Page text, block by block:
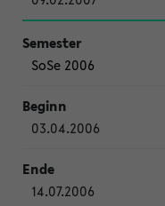
SoSe 2006
03.04.2006
14.07.2006